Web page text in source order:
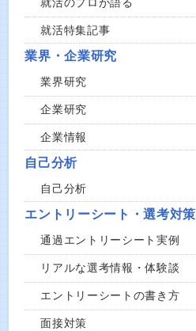
就活のプロが語る
就活特集記事
業界・企業研究
業界研究
企業研究
企業情報
自己分析
自己分析
エントリーシート・選考対策
通過エントリーシート実例
リアルな選考情報・体験談
エントリーシートの書き方
面接対策